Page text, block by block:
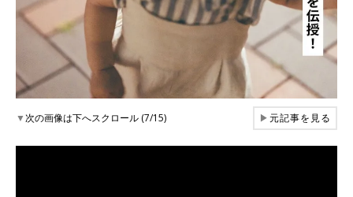
▼次の画像は下へスクロール (7/15) ▶元記事を見る